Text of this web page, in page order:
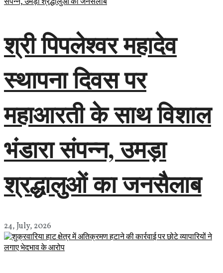
श्री पिपलेश्वर महादेव
स्थापना दिवस पर
महाआरती के साथ विशाल
भंडारा संपन्न, उमड़ा
श्रद्धालुओं का जनसैलाब
24, July, 2026